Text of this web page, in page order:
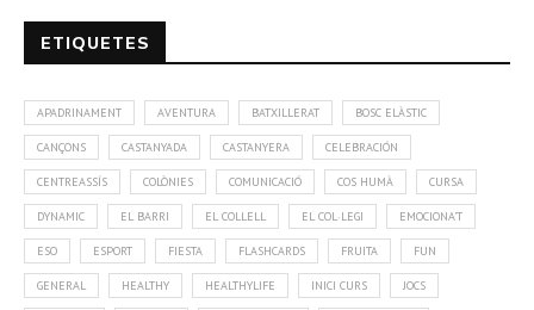
ETIQUETES
APADRINAMENT AVENTURA BATXILLERAT BOSC ELÀSTIC
CANÇONS CASTANYADA CASTANYERA CELEBRACIÓN
CENTREASSÍS COLÒNIES COMUNICACIÓ COS HUMÀ CURSA
DYNAMIC EL BARRI EL COLLELL EL COL·LEGI EMOCIONA'T
ESO ESPORT FIESTA FLASHCARDS FRUITA FUN
GENERAL HEALTHY HEALTHYLIFE INICI CURS JOCS